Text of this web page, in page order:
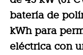
batería de
kWh para
eléctrica con